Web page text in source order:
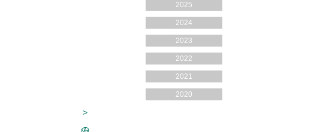
>
次の記事
2025
2024
2023
2022
2021
2020